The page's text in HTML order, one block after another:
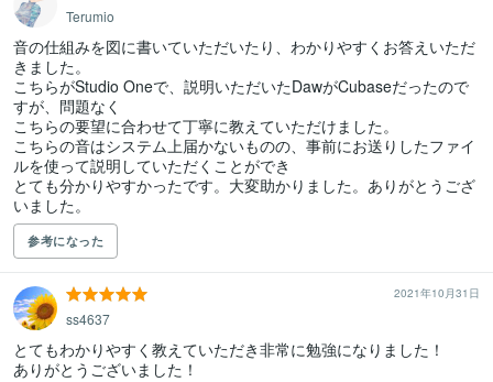
Terumio
音の仕組みを図に書いていただいたり、わかりやすくお答えいただ
きました。
こちらがStudio Oneで、説明いただいたDawがCubaseだったので
すが、問題なく
こちらの要望に合わせて丁寧に教えていただけました。
こちらの音はシステム上届かないものの、事前にお送りしたファイ
ルを使って説明していただくことができ
とても分かりやすかったです。大変助かりました。ありがとうござ
いました。
参考になった
2021年10月31日
ss4637
とてもわかりやすく教えていただき非常に勉強になりました！
ありがとうございました！